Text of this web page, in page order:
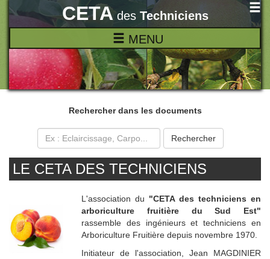
CETA des Techniciens
MENU
Rechercher dans les documents
Rechercher
LE CETA DES TECHNICIENS
L'association du "CETA des techniciens en
arboriculture fruitière du Sud Est"
rassemble des ingénieurs et techniciens en
Arboriculture Fruitière depuis novembre 1970.
Initiateur de l'association, Jean MAGDINIER